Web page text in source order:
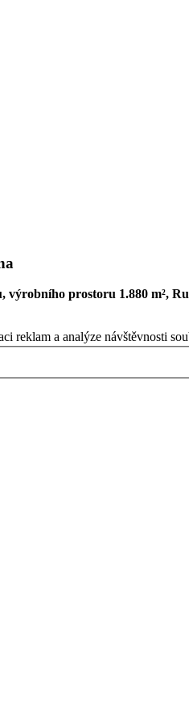
výrobního prostoru 1.880 m²,
reklam a analýze návštěvnosti